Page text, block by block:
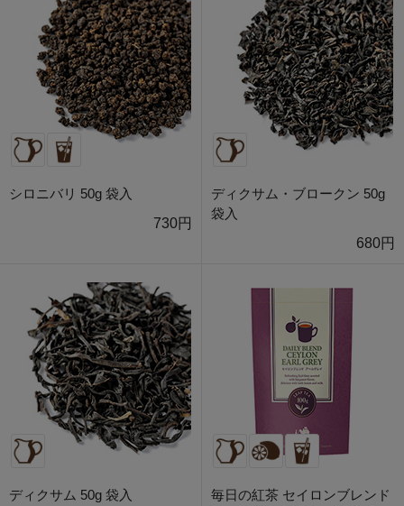
シロニバリ 50g 袋入
730円
ディクサム・ブロークン 50g
袋入
680円
ディクサム 50g 袋入
毎日の紅茶 セイロンブレンド